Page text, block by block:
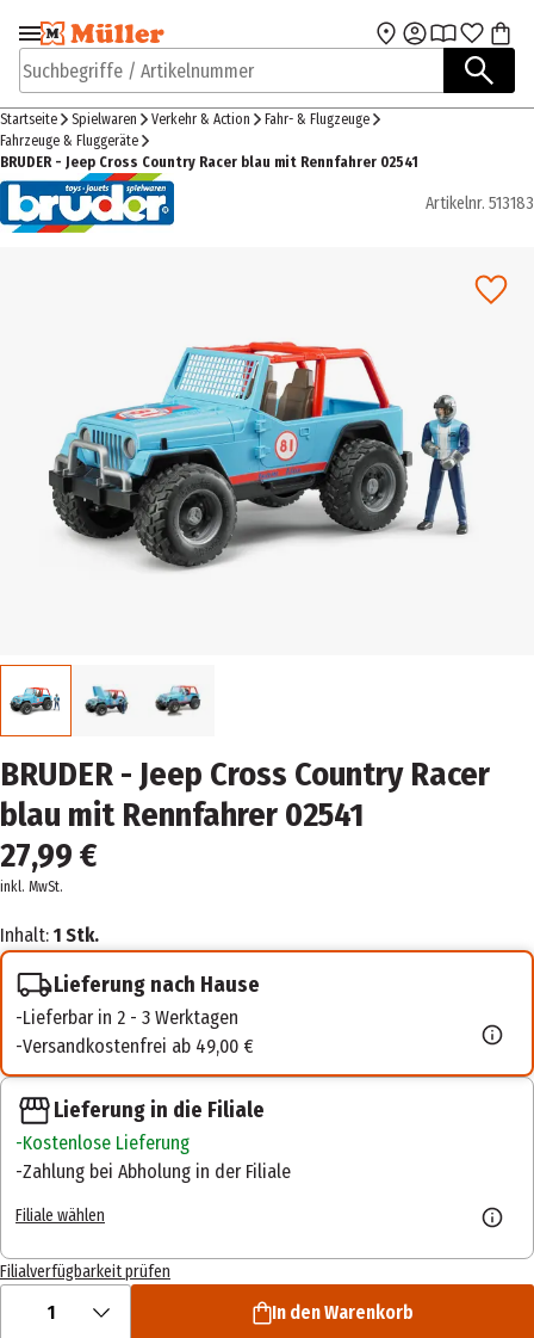
Zur Navigation
springen
Zum Hauptinhalt
Suchbegriffe / Artikelnummer
Startseite Spielwaren Verkehr & Action
Fahr- & Flugzeuge
Fahrzeuge & Fluggeräte
BRUDER - Jeep Cross Country Racer blau mit Rennfahrer 02541
Artikelnr. 513183
BRUDER - Jeep Cross Country Racer
blau mit Rennfahrer 02541
27,99 €
inkl. MwSt.
Inhalt: 1 Stk.
Lieferung nach Hause
Lieferbar in 2 - 3 Werktagen
Versandkostenfrei ab 49,00 €
Lieferung in die Filiale
Kostenlose Lieferung
Zahlung bei Abholung in der Filiale
Filiale wählen
Filialverfügbarkeit prüfen
1 In den Warenkorb